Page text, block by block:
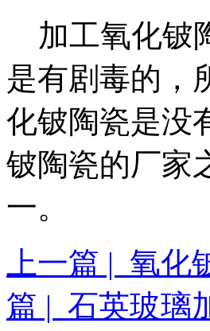
加工氧化铍
是有剧毒的，
化铍陶瓷是没
铍陶瓷的厂家
一。
上一篇 | 氧
篇 | 石英玻璃